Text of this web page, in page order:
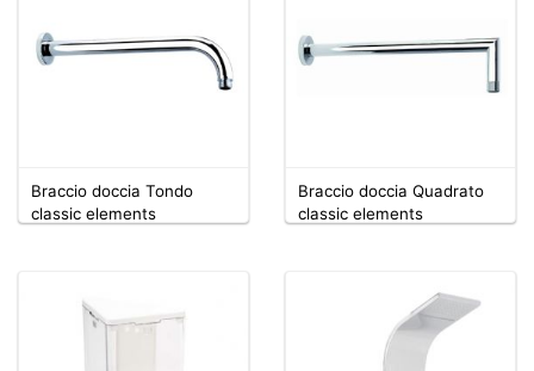
Braccio doccia Tondo
classic elements
Braccio doccia Quadrato
classic elements